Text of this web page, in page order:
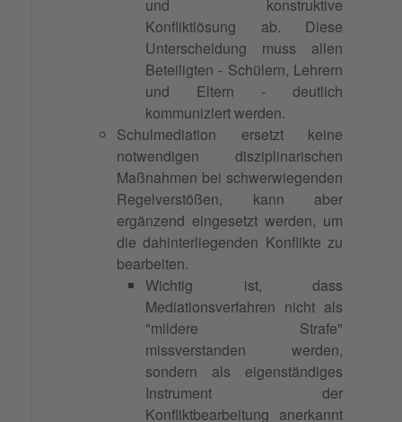
und konstruktive
Konfliktlösung ab. Diese
Unterscheidung muss allen
Beteiligten - Schülern, Lehrern
und Eltern - deutlich
kommuniziert werden.
Schulmediation ersetzt keine
notwendigen disziplinarischen
Maßnahmen bei schwerwiegenden
Regelverstößen, kann aber
ergänzend eingesetzt werden, um
die dahinterliegenden Konflikte zu
bearbeiten.
Wichtig ist, dass
Mediationsverfahren nicht als
"mildere Strafe"
missverstanden werden,
sondern als eigenständiges
Instrument der
Konfliktbearbeitung anerkannt